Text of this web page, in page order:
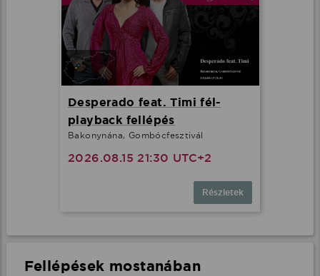
Desperado feat. Timi fél-
playback fellépés
Bakonynána, Gombócfesztivál
2026.08.15 21:30 UTC+2
Részletek
Fellépések mostanában